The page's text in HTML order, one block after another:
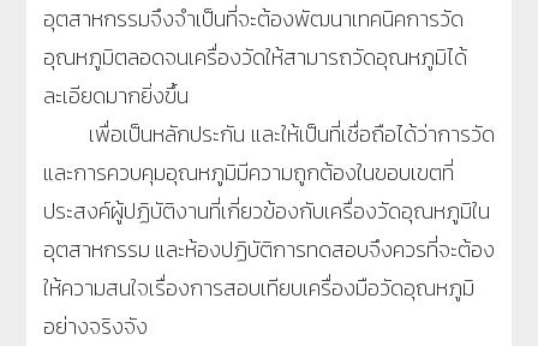
อุตสาหกรรมจึงจำเป็นที่จะต้องพัฒนาเทคนิคการวัด
อุณหภูมิตลอดจนเครื่องวัดให้สามารถวัดอุณหภูมิได้
ละเอียดมากยิ่งขึ้น
เพื่อเป็นหลักประกัน และให้เป็นที่เชื่อถือได้ว่าการวัด
และการควบคุมอุณหภูมิมีความถูกต้องในขอบเขตที่
ประสงค์ผู้ปฏิบัติงานที่เกี่ยวข้องกับเครื่องวัดอุณหภูมิใน
อุตสาหกรรม และห้องปฏิบัติการทดสอบจึงควรที่จะต้อง
ให้ความสนใจเรื่องการสอบเทียบเครื่องมือวัดอุณหภูมิ
อย่างจริงจัง